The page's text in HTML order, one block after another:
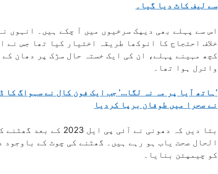
سے لیف کاٹ دیا گیا۔
اس سے پہلے بھی دیپک سرخیوں میں آ چکے ہیں۔ انہوں
خلاف احتجاج کا انوکھا طریقہ اختیار کیا تھا جس نے
کچھ مہینے پہلے، ان کی ایک خستہ حال سڑک پر دھان
وائرل ہوا تھا۔
‘ہاتھ آیا پر مہ نہ لگا…’ جب ایک فون کال نے سہواگ
نے صحرا میں طوفان برپا کردیا
بتا دیں کہ دھونی نے آئی
الحال صحت یاب ہو رہے ہیں۔ گھٹنے کی چوٹ کے باوجود
کو چیمپئن بنایا۔